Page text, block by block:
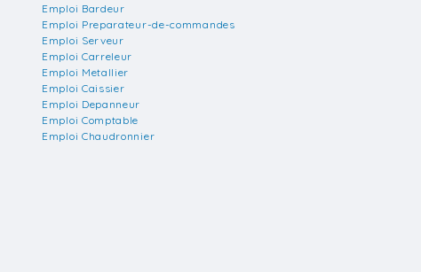
Emploi Bardeur
Emploi Preparateur-de-commandes
Emploi Serveur
Emploi Carreleur
Emploi Metallier
Emploi Caissier
Emploi Depanneur
Emploi Comptable
Emploi Chaudronnier